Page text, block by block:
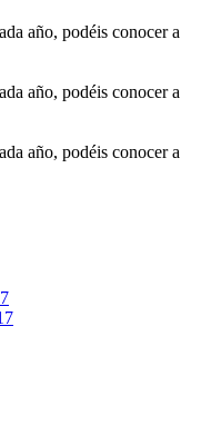
año, podéis conocer a
año, podéis conocer a
año, podéis conocer a